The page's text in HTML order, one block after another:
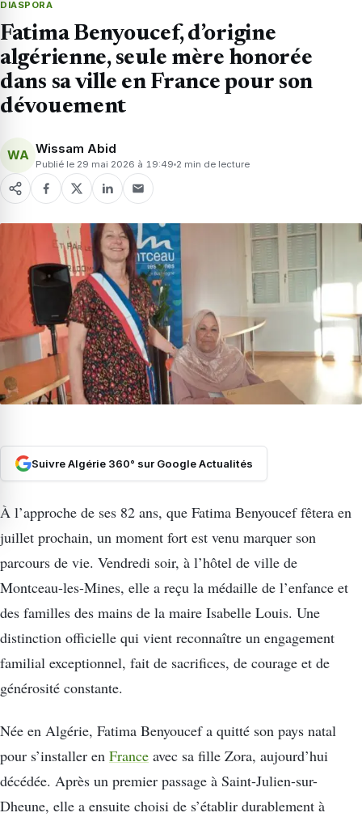
DIASPORA
Fatima Benyoucef, d’origine
algérienne, seule mère honorée
dans sa ville en France pour son
dévouement
WA Wissam Abid
Publié le 29 mai 2026 à 19:49 2 min de lecture
Suivre Algérie 360° sur Google Actualités
À l’approche de ses 82 ans, que Fatima Benyoucef fêtera en
juillet prochain, un moment fort est venu marquer son
parcours de vie. Vendredi soir, à l’hôtel de ville de
Montceau-les-Mines, elle a reçu la médaille de l’enfance et
des familles des mains de la maire Isabelle Louis. Une
distinction officielle qui vient reconnaître un engagement
familial exceptionnel, fait de sacrifices, de courage et de
générosité constante.
Née en Algérie, Fatima Benyoucef a quitté son pays natal
pour s’installer en France avec sa fille Zora, aujourd’hui
décédée. Après un premier passage à Saint-Julien-sur-
Dheune, elle a ensuite choisi de s’établir durablement à